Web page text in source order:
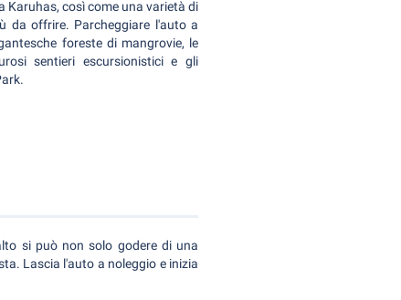
Karuhas, così come una varietà di
da offrire. Parcheggiare l'auto a
foreste di mangrovie, le
sentieri escursionistici e gli
si può non solo godere di una
Lascia l'auto a noleggio e inizia